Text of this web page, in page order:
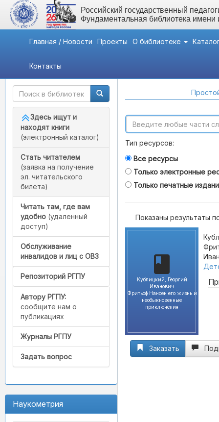
Российский государственный
Фундаментальная библиотека
Главная / Новости Проекты О библиотеке
Контакты
Быстрый доступ
Здесь ищут и
находят книги
(электронный каталог)
Стать читателем
(заявка на получение
эл. читательского
билета)
Читать там, где вам
удобно (удаленный
доступ)
Обслуживание
инвалидов и лиц с ОВЗ
Репозиторий РГПУ
Автору РГПУ:
сообщите нам о
публикациях
Журналы РГПУ
Задать вопрос
Наукометрия
Тип ресурсов:
Все ресурсы
Только электронные
Только печатные
Показаны результаты
Кублицкий, Георгий
Иванович
Фритьоф Нансен его жизнь и
необыкновенные
приключения
Заказать